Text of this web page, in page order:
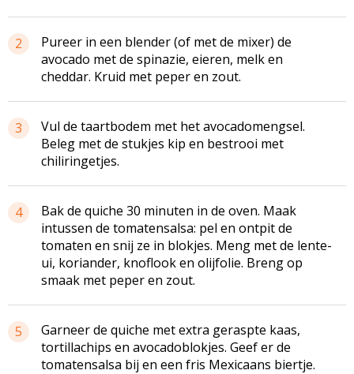
2
Pureer in een blender (of met de mixer) de
avocado met de spinazie, eieren, melk en
cheddar. Kruid met peper en zout.
3 Vul de taartbodem met hetavocadomengsel.
Beleg met de stukjes kip en bestrooi met
chiliringetjes.
4
Bak de quiche 30 minuten in de oven. Maak
intussen de tomatensalsa: pel en ontpit de
tomaten en snij ze in blokjes. Meng met de lente-
ui, koriander, knoflook en olijfolie. Breng op
smaak met peper en zout.
5
Garneer de quiche met extra geraspte kaas,
tortillachips en avocadoblokjes. Geef er de
tomatensalsa bij en een fris Mexicaans biertje.